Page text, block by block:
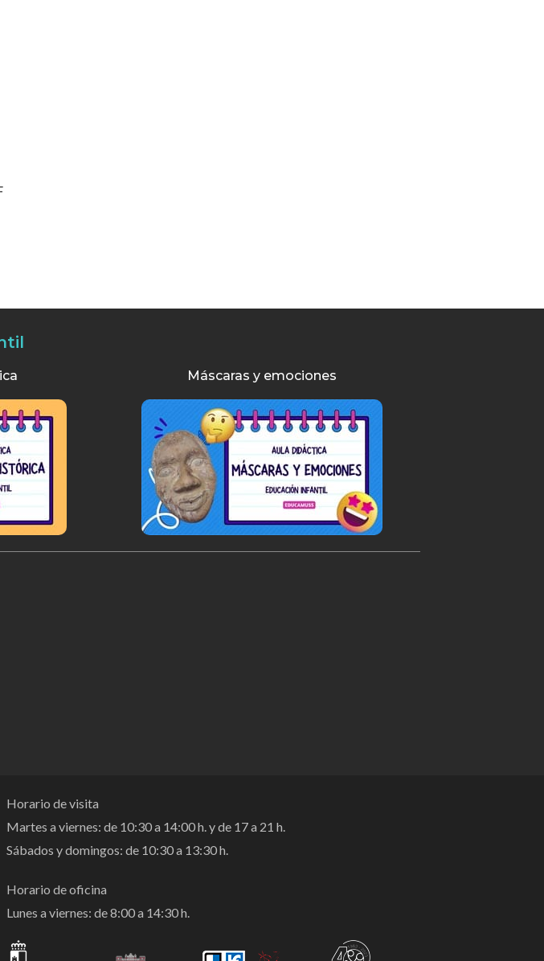
Máscaras y emociones
Horario de visita
Martes a viernes: de 10:30 a 14:00 h. y de 17 a 21 h.
Sábados y domingos: de 10:30 a 13:30 h.
Horario de oficina
Lunes a viernes: de 8:00 a 14:30 h.